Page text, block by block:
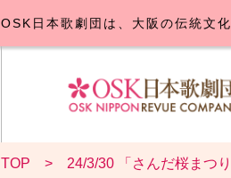
OSK日本歌劇団は、大阪の伝統文
公
OSK日
TOP 24/3/30 「さんだ桜まつ